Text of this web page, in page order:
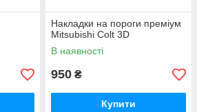
Накладки на пороги преміум
Mitsubishi Colt 3D
В наявності
950 ₴
Купити